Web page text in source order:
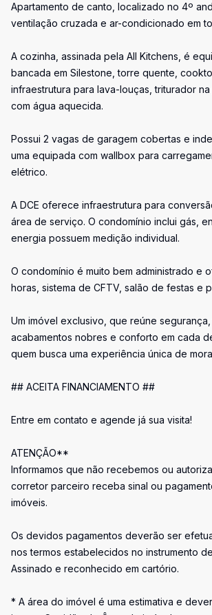
Apartamento de canto, localizado no 4º
ventilação cruzada e ar-condicionado em
A cozinha, assinada pela All Kitchens, é
bancada em Silestone, torre quente,
infraestrutura para lava-louças, triturador
com água aquecida.
Possui 2 vagas de garagem cobertas e
uma equipada com wallbox para
elétrico.
A DCE oferece infraestrutura para
área de serviço. O condomínio inclui gás,
energia possuem medição individual.
O condomínio é muito bem administrado e
horas, sistema de CFTV, salão de festas e
Um imóvel exclusivo, que reúne segurança,
acabamentos nobres e conforto em cada
quem busca uma experiência única de
## ACEITA FINANCIAMENTO ##
Entre em contato e agende já sua visita!
ATENÇÃO**
Informamos que não recebemos ou
corretor parceiro receba sinal ou
imóveis.
Os devidos pagamentos deverão ser
nos termos estabelecidos no instrumento
Assinado e reconhecido em cartório.
* A área do imóvel é uma estimativa e